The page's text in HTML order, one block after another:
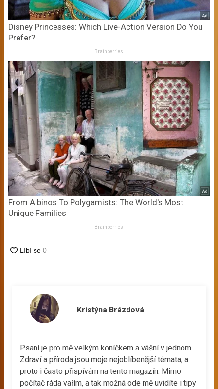
Disney Princesses: Which Live-Action Version Do You
Prefer?
Brainberries
From Albinos To Polygamists: The World's Most
Unique Families
Brainberries
Kristýna Brázdová
Psaní je pro mě velkým koníčkem a vášní v jednom.
Zdraví a příroda jsou moje nejoblíbenější témata, a
proto i často přispívám na tento magazín. Mimo
počítač ráda vařím, a tak možná ode mě uvidíte i tipy